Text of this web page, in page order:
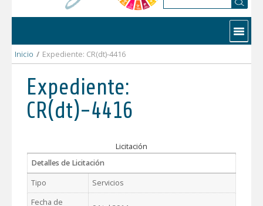
Inicio / Expediente: CR(dt)-4416
Expediente:
CR(dt)-4416
Licitación
Detalles de Licitación
Tipo
Servicios
Fecha de